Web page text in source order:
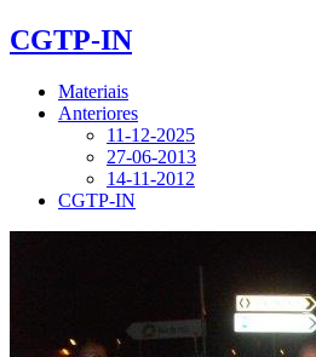
CGTP-IN
Materiais
Anteriores
11-12-2025
27-06-2013
14-11-2012
CGTP-IN